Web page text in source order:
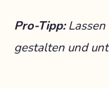
Pro-Tipp:
gestalten und